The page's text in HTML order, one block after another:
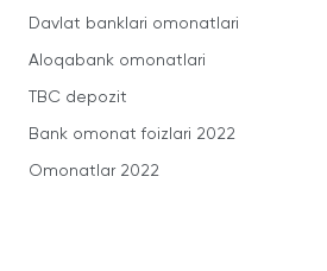
Davlat banklari omonatlari
Aloqabank omonatlari
TBC depozit
Bank omonat foizlari 2022
Omonatlar 2022